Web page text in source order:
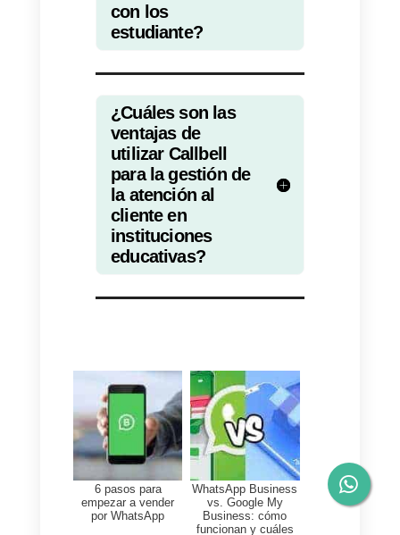
que facilita el seguimiento, la
asignación de responsabilidades
y la administración eficiente de
las consultas. Además, Callbell
permite asignar agentes
específicos a cada conversación,
lo que garantiza una atención
personalizada y eficaz.
atención: mediante el uso de
Callbell, es posible configurar
respuestas automáticas para
consultas frecuentes o